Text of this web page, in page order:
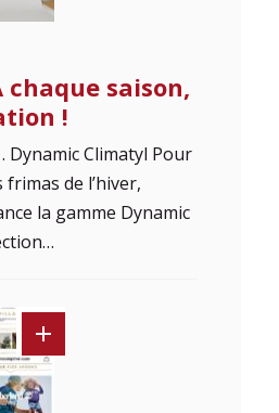
chaque saison,
!
Dynamic Climatyl Pour
de l’hiver,
la gamme Dynamic